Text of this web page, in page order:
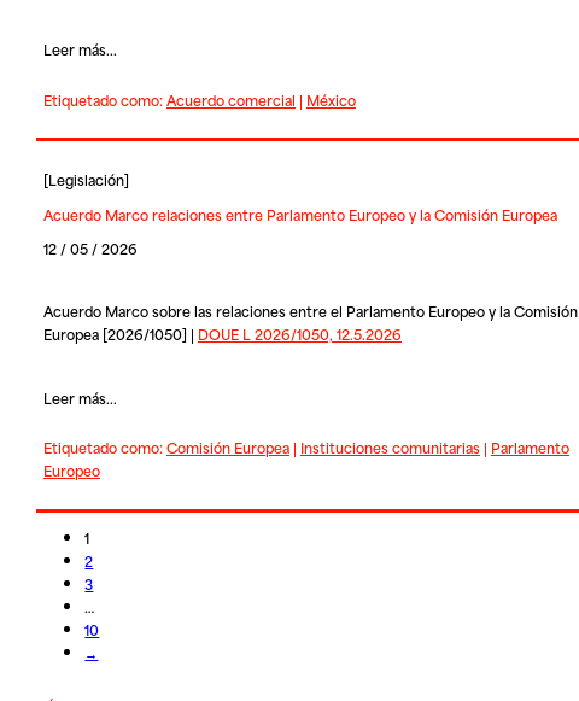
Leer más...
Etiquetado como:Acuerdo comercial | México
[Legislación]
Acuerdo Marco relaciones entre Parlamento Europeo y la Comisión Europea
12 / 05 / 2026
Acuerdo Marco sobre las relaciones entre el Parlamento Europeo y la Comisión
Europea [2026/1050] | DOUE L 2026/1050, 12.5.2026
Leer más...
Etiquetado como:Comisión Europea| Instituciones comunitarias| Parlamento
Europeo
1
2
3
…
10
→